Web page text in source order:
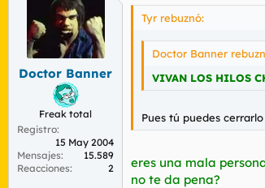
Doctor Banner
Freak total
Registro
15 May 2004
Mensajes
15.589
Reacciones
2
Tyr rebuznó:
Doctor Banner
VIVAN LOS HILOS
Pues tú puedes cerrarlo
eres una mala
no te da pena?